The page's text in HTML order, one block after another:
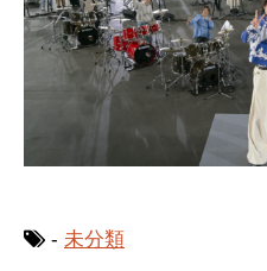
- 未分類